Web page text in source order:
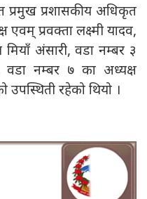
प्रमुख प्रशासकीय अधिकृत
एवम् प्रवक्ता लक्ष्मी यादव,
अंसारी, वडा नम्बर ३
नम्बर ७ का अध्यक्ष
उपस्थिती रहेको थियो ।